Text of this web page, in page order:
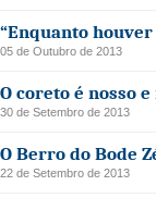
“Enquanto houver
05 de Outubro de 2013
O coreto é nosso
30 de Setembro de 2013
O Berro do Bode
22 de Setembro de 2013